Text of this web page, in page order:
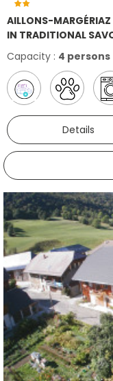
AILLONS-MARGÉRIAZ
IN TRADITIONAL
Capacity : 4 persons
Details